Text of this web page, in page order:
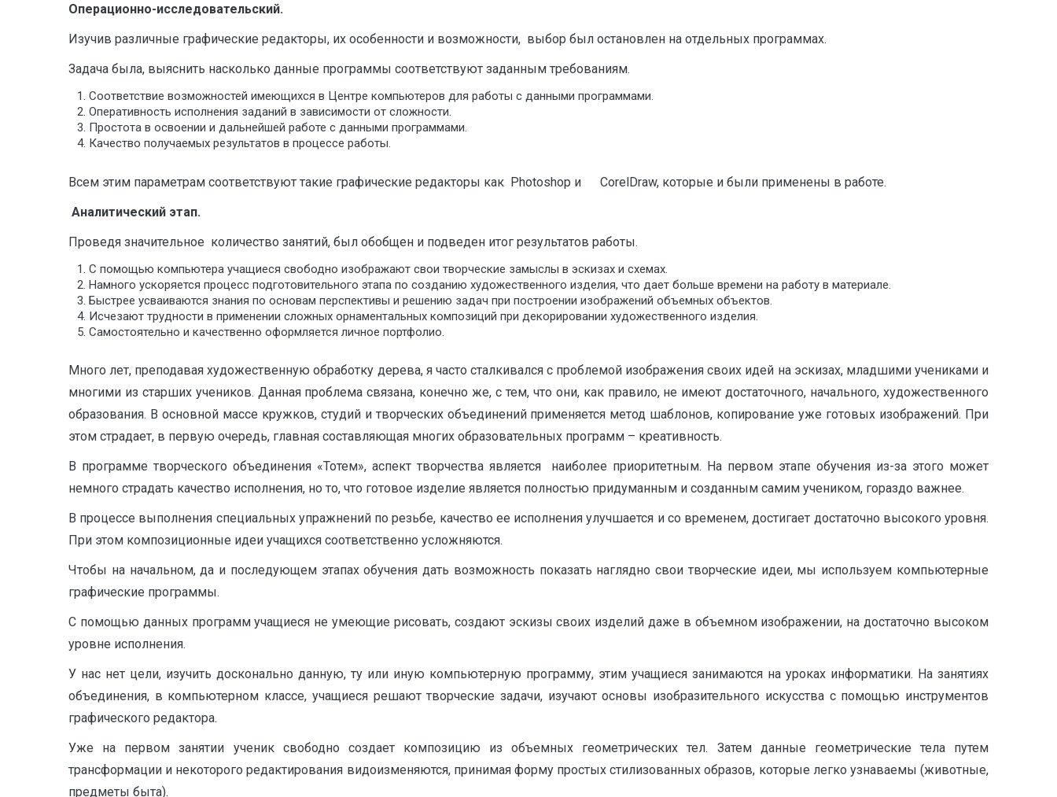
Операционно-исследовательский.
Изучив различные графические редакторы, их особенности и возможности, выбор был остановлен на отдельных программах.
Задача была, выяснить насколько данные программы соответствуют заданным требованиям.
Соответствие возможностей имеющихся в Центре компьютеров для работы с данными программами.
Оперативность исполнения заданий в зависимости от сложности.
Простота в освоении и дальнейшей работе с данными программами.
Качество получаемых результатов в процессе работы.
Всем этим параметрам соответствуют такие графические редакторы как Photoshop и CorelDraw, которые и были применены в работе.
Аналитический этап.
Проведя значительное количество занятий, был обобщен и подведен итог результатов работы.
С помощью компьютера учащиеся свободно изображают свои творческие замыслы в эскизах и схемах.
Намного ускоряется процесс подготовительного этапа по созданию художественного изделия, что дает больше времени на работу в материале.
Быстрее усваиваются знания по основам перспективы и решению задач при построении изображений объемных объектов.
Исчезают трудности в применении сложных орнаментальных композиций при декорировании художественного изделия.
Самостоятельно и качественно оформляется личное портфолио.
Много лет, преподавая художественную обработку дерева, я часто сталкивался с проблемой изображения своих идей на эскизах, младшими учениками и
многими из старших учеников. Данная проблема связана, конечно же, с тем, что они, как правило, не имеют достаточного, начального, художественного
образования. В основной массе кружков, студий и творческих объединений применяется метод шаблонов, копирование уже готовых изображений. При
этом страдает, в первую очередь, главная составляющая многих образовательных программ – креативность.
В программе творческого объединения «Тотем», аспект творчества является наиболее приоритетным. На первом этапе обучения из-за этого может
немного страдать качество исполнения, но то, что готовое изделие является полностью придуманным и созданным самим учеником, гораздо важнее.
В процессе выполнения специальных упражнений по резьбе, качество ее исполнения улучшается и со временем, достигает достаточно высокого уровня.
При этом композиционные идеи учащихся соответственно усложняются.
Чтобы на начальном, да и последующем этапах обучения дать возможность показать наглядно свои творческие идеи, мы используем компьютерные
графические программы.
С помощью данных программ учащиеся не умеющие рисовать, создают эскизы своих изделий даже в объемном изображении, на достаточно высоком
уровне исполнения.
У нас нет цели, изучить досконально данную, ту или иную компьютерную программу, этим учащиеся занимаются на уроках информатики. На занятиях
объединения, в компьютерном классе, учащиеся решают творческие задачи, изучают основы изобразительного искусства с помощью инструментов
графического редактора.
Уже на первом занятии ученик свободно создает композицию из объемных геометрических тел. Затем данные геометрические тела путем
трансформации и некоторого редактирования видоизменяются, принимая форму простых стилизованных образов, которые легко узнаваемы (животные,
предметы быта).